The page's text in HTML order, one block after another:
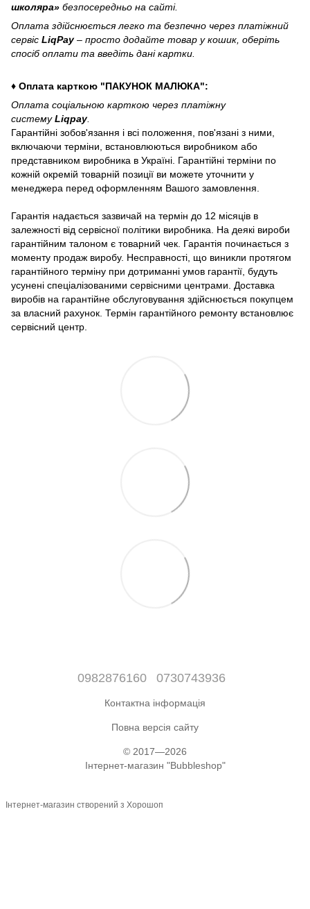
школяра» безпосередньо на сайті.
Оплата здійснюється легко та безпечно через платіжний
сервіс LiqPay– просто додайте товар у кошик, оберіть
спосіб оплати та введіть дані картки.
♦ Оплата карткою "ПАКУНОК МАЛЮКА":
Оплата соціальною карткою через платіжну
системуLiqpay.
Гарантійні зобов'язання і всі положення, пов'язані з ними,
включаючи терміни, встановлюються виробником або
представником виробника в Україні. Гарантійні терміни по
кожній окремій товарній позиції ви можете уточнити у
менеджера перед оформленням Вашого замовлення.
Гарантія надається зазвичай на термін до 12 місяців в
залежності від сервісної політики виробника. На деякі вироби
гарантійним талоном є товарний чек. Гарантія починається з
моменту продаж виробу. Несправності, що виникли протягом
гарантійного терміну при дотриманні умов гарантії, будуть
усунені спеціалізованими сервісними центрами. Доставка
виробів на гарантійне обслуговування здійснюється покупцем
за власний рахунок. Термін гарантійного ремонту встановлює
сервісний центр.
0982876160 0730743936
Контактна інформація
Повна версія сайту
© 2017—2026
Інтернет-магазин "Bubbleshop"
Інтернет-магазин створений з Хорошоп